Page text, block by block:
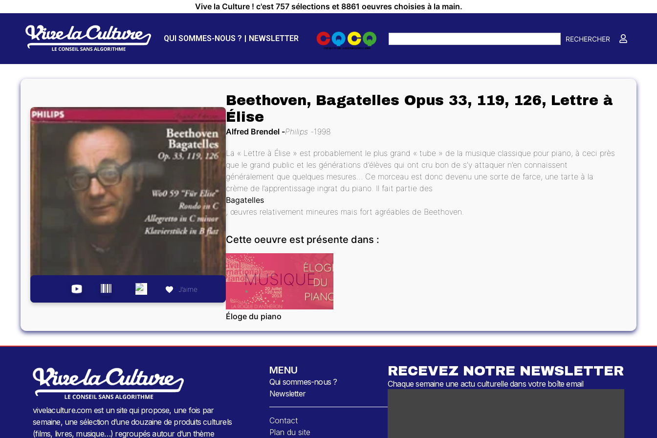
Vive la Culture ! c'est 757 sélections et 8861 oeuvres choisies à la main.
QUI SOMMES-NOUS ? NEWSLETTER RECHERCHER
J’aime
Beethoven, Bagatelles Opus 33, 119, 126, Lettre à
Élise
Alfred Brendel Philips 1998
La « Lettre à Élise » est probablement le plus grand « tube » de la musique classique pour piano, à ceci près
que le grand public et les générations d’élèves qui ont cru bon de s’y attaquer n’en connaissent
généralement que quelques mesures… Ce morceau est donc devenu une sorte de farce, une tarte à la
crème de l’apprentissage ingrat du piano. Il fait partie des
Bagatelles
, œuvres relativement mineures mais fort agréables de Beethoven.
Cette oeuvre est présente dans :
MUSIQUE
Éloge du piano
vivelaculture.com est un site qui propose, une fois par
semaine, une sélection d’une douzaine de produits culturels
(films, livres, musique…) regroupés autour d’un thème
MENU
Qui sommes-nous ?
Newsletter
Contact
Plan du site
RECEVEZ NOTRE NEWSLETTER
Chaque semaine une actu culturelle dans votre boîte email